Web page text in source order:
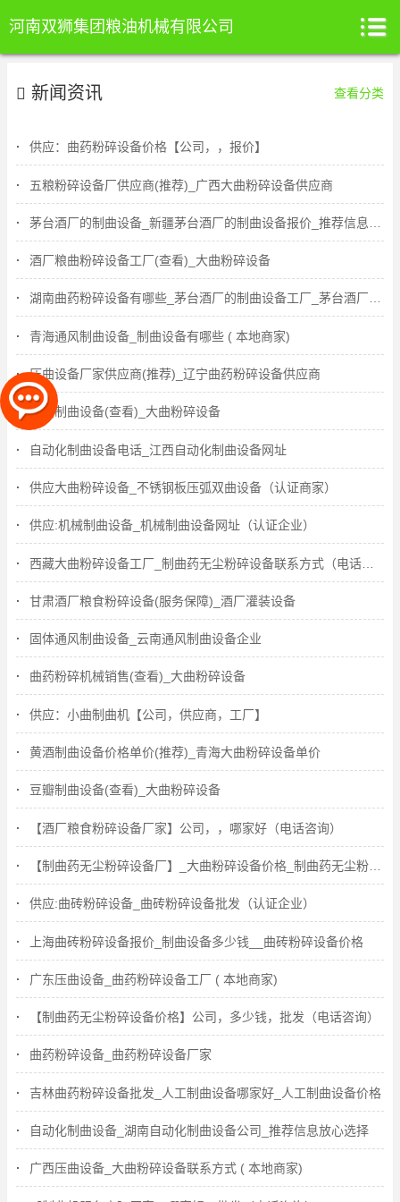
河南双狮集团粮油机械有限公司
新闻资讯 查看分类
供应：曲药粉碎设备价格【公司，，报价】
五粮粉碎设备厂供应商(推荐)_广西大曲粉碎设备供应商
茅台酒厂的制曲设备_新疆茅台酒厂的制曲设备报价_推荐信息放心选择
酒厂粮曲粉碎设备工厂(查看)_大曲粉碎设备
湖南曲药粉碎设备有哪些_茅台酒厂的制曲设备工厂_茅台酒厂的制曲设备价格
青海通风制曲设备_制曲设备有哪些 ( 本地商家)
压曲设备厂家供应商(推荐)_辽宁曲药粉碎设备供应商
豆豉制曲设备(查看)_大曲粉碎设备
自动化制曲设备电话_江西自动化制曲设备网址
供应大曲粉碎设备_不锈钢板压弧双曲设备（认证商家）
供应:机械制曲设备_机械制曲设备网址（认证企业）
西藏大曲粉碎设备工厂_制曲药无尘粉碎设备联系方式（电话咨询）
甘肃酒厂粮食粉碎设备(服务保障)_酒厂灌装设备
固体通风制曲设备_云南通风制曲设备企业
曲药粉碎机械销售(查看)_大曲粉碎设备
供应：小曲制曲机【公司，供应商，工厂】
黄酒制曲设备价格单价(推荐)_青海大曲粉碎设备单价
豆瓣制曲设备(查看)_大曲粉碎设备
【酒厂粮食粉碎设备厂家】公司，，哪家好（电话咨询）
【制曲药无尘粉碎设备厂】_大曲粉碎设备价格_制曲药无尘粉碎设备（联系我们）
供应:曲砖粉碎设备_曲砖粉碎设备批发（认证企业）
上海曲砖粉碎设备报价_制曲设备多少钱__曲砖粉碎设备价格
广东压曲设备_曲药粉碎设备工厂 ( 本地商家)
【制曲药无尘粉碎设备价格】公司，多少钱，批发（电话咨询）
曲药粉碎设备_曲药粉碎设备厂家
吉林曲药粉碎设备批发_人工制曲设备哪家好_人工制曲设备价格
自动化制曲设备_湖南自动化制曲设备公司_推荐信息放心选择
广西压曲设备_大曲粉碎设备联系方式 ( 本地商家)